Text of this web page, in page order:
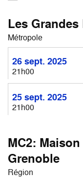
Les
Métropole
26 sept. 2025
21h00
25 sept. 2025
21h00
MC2:
Grenoble
Région